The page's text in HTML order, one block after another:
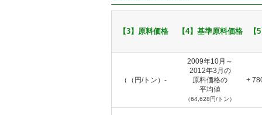
【3】原料価格 【4】基準原料価格 【
（（円/トン）-
2009年10月～
2012年3月の
原料価格の
平均値
（64,628円/トン）
+